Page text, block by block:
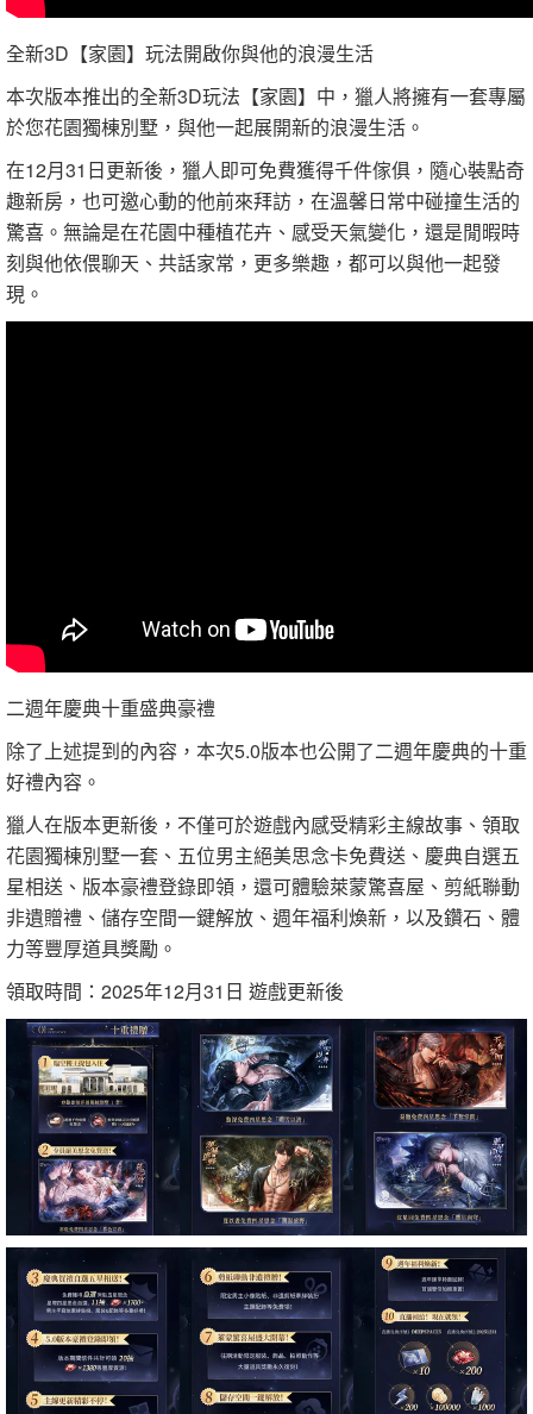
全新3D【家園】玩法開啟你與他的浪漫生活
本次版本推出的全新3D玩法【家園】中，獵人將擁有一套專屬
於您花園獨棟別墅，與他一起展開新的浪漫生活。
在12月31日更新後，獵人即可免費獲得千件傢俱，隨心裝點奇
趣新房，也可邀心動的他前來拜訪，在溫馨日常中碰撞生活的
驚喜。無論是在花園中種植花卉、感受天氣變化，還是閒暇時
刻與他依偎聊天、共話家常，更多樂趣，都可以與他一起發
現。
二週年慶典十重盛典豪禮
除了上述提到的內容，本次5.0版本也公開了二週年慶典的十重
好禮內容。
獵人在版本更新後，不僅可於遊戲內感受精彩主線故事、領取
花園獨棟別墅一套、五位男主絕美思念卡免費送、慶典自選五
星相送、版本豪禮登錄即領，還可體驗萊蒙驚喜屋、剪紙聯動
非遺贈禮、儲存空間一鍵解放、週年福利煥新，以及鑽石、體
力等豐厚道具獎勵。
領取時間：2025年12月31日 遊戲更新後